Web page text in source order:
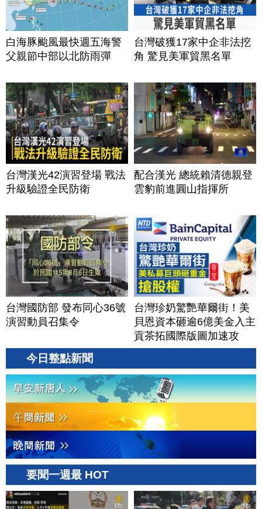
白海豚颱風最快週五海警
父親節中部以北防雨彈
台灣破獲17家中企非法挖
角 驚見美軍貿黑名單
台灣漢光42演習登場 戰法
升級驗證全民防衛
配合漢光 總統賴清德親登
雲豹前進圓山指揮所
台灣國防部 發布同心36號
演習動員召集令
台灣珍奶驚艷華爾街！美
貝恩資本砸逾6億美金入主
貢茶拓國際版圖加速攻
美？｜#財經新聞｜
今日整點新聞
要聞一週最 HOT